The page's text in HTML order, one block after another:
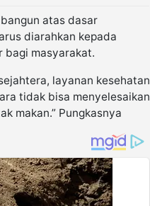
atas dasar
diarahkan kepada
bagi masyarakat.
layanan kesehatan
tidak bisa menyelesaikan
makan.” Pungkasnya